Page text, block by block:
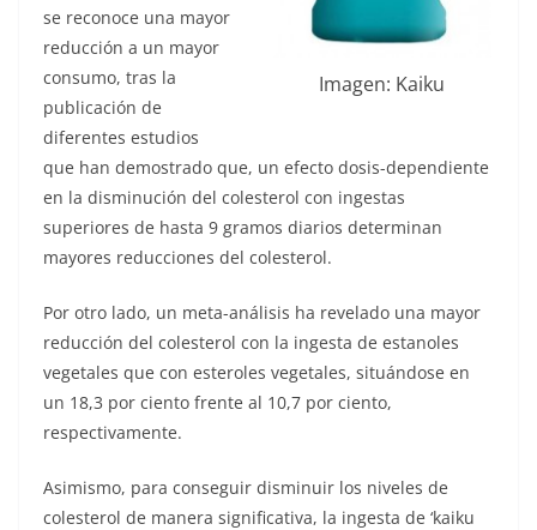
Imagen: Kaiku
se reconoce una mayor
reducción a un mayor
consumo, tras la
publicación de
diferentes estudios
que han demostrado que, un efecto dosis-dependiente
en la disminución del colesterol con ingestas
superiores de hasta 9 gramos diarios determinan
mayores reducciones del colesterol.
Por otro lado, un meta-análisis ha revelado una mayor
reducción del colesterol con la ingesta de estanoles
vegetales que con esteroles vegetales, situándose en
un 18,3 por ciento frente al 10,7 por ciento,
respectivamente.
Asimismo, para conseguir disminuir los niveles de
colesterol de manera significativa, la ingesta de ‘kaiku